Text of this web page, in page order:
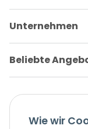
Unternehmen
Beliebte
Wie wir